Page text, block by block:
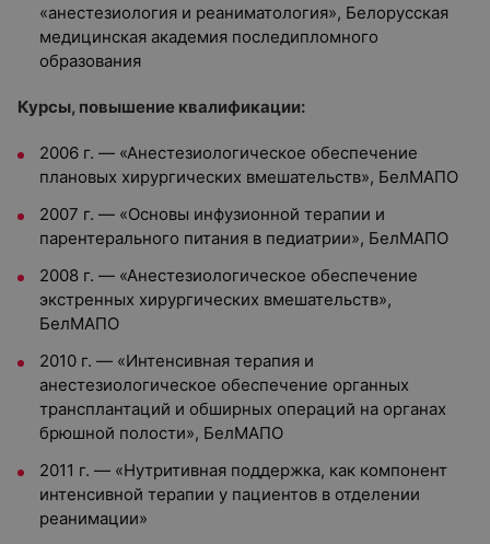
«анестезиология и реаниматология», Белорусская
медицинская академия последипломного
образования
Курсы, повышение квалификации:
2006 г. — «Анестезиологическое обеспечение
плановых хирургических вмешательств», БелМАПО
2007 г. — «Основы инфузионной терапии и
парентерального питания в педиатрии», БелМАПО
2008 г. — «Анестезиологическое обеспечение
экстренных хирургических вмешательств»,
БелМАПО
2010 г. — «Интенсивная терапия и
анестезиологическое обеспечение органных
трансплантаций и обширных операций на органах
брюшной полости», БелМАПО
2011 г. — «Нутритивная поддержка, как компонент
интенсивной терапии у пациентов в отделении
реанимации»